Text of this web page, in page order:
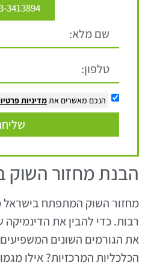
3413894
הנכם מאשרים את מדיניות
הבנת מחזור השוק
מחזור השוק המתפתח בישראל
רבות. כדי להבין את
את הגורמים השונים
הכלכליות המרכזיות? אילו